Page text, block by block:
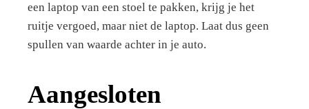
een laptop van een stoel te pakken, krijg je het
ruitje vergoed, maar niet de laptop. Laat dus geen
spullen van waarde achter in je auto.
Aangesloten